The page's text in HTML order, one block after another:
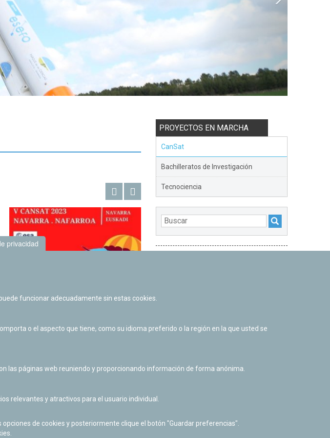
PROYECTOS EN MARCHA
CanSat
Bachilleratos de Investigación
Tecnociencia
DESTACADOS
científica de Planetario
de la Fundación "la Caixa".
privacidad
funcionar adecuadamente sin estas cookies.
o el aspecto que tiene, como su idioma preferido o la región en la que usted se
las páginas web reuniendo y proporcionando información de forma anónima.
relevantes y atractivos para el usuario individual.
de cookies y posteriormente clique el botón "Guardar preferencias".